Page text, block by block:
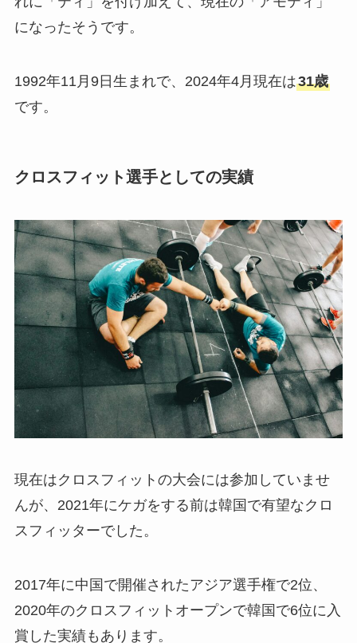
になったそうです。
1992年11月9日生まれで、2024年4月現在は31歳
です。
クロスフィット選手としての実績
現在はクロスフィットの大会には参加していませ
んが、2021年にケガをする前は韓国で有望なクロ
スフィッターでした。
2017年に中国で開催されたアジア選手権で2位、
2020年のクロスフィットオープンで韓国で6位に入
賞した実績もあります。